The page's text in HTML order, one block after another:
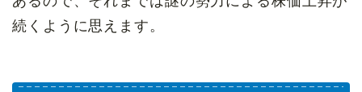
続くように思えます。